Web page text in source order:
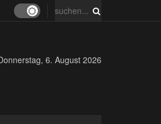
6. August 2026